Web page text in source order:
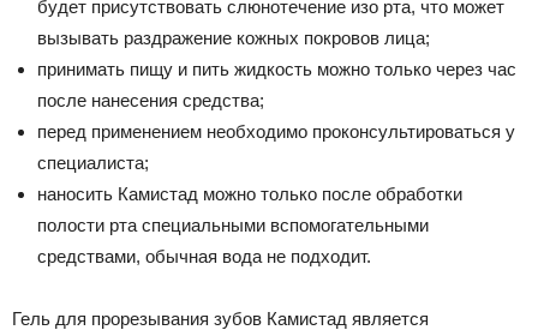
будет присутствовать слюнотечение изо рта, что может
вызывать раздражение кожных покровов лица;
принимать пищу и пить жидкость можно только через час
после нанесения средства;
перед применением необходимо проконсультироваться у
специалиста;
наносить Камистад можно только после обработки
полости рта специальными вспомогательными
средствами, обычная вода не подходит.
Гель для прорезывания зубов Камистад является